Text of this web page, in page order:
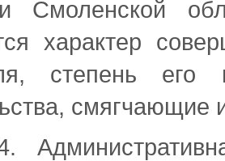
Смоленской
характер
степень его
смягчающие